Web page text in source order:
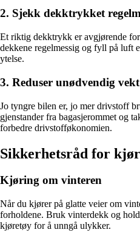
2. Sjekk dekktrykket
Et riktig dekktrykk er avgjørende
dekkene regelmessig og fyll på luft
ytelse.
3. Reduser unødvendig vekt
Jo tyngre bilen er, jo mer drivstoff
gjenstander fra bagasjerommet og
forbedre drivstofføkonomien.
Sikkerhetsråd for
Kjøring om vinteren
Når du kjører på glatte veier om
forholdene. Bruk vinterdekk og
kjøretøy for å unngå ulykker.